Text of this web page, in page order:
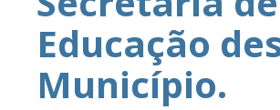
Educação
Município.